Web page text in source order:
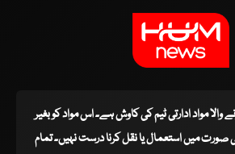
والا مواد ادارتی ٹیم کی کاوش ہے۔ اس مواد کو بغیر
میں استعمال یا نقل کرنا درست نہیں۔ تمام